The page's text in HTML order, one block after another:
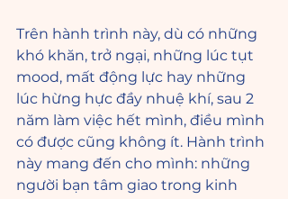
Trên hành trình này, dù có những
khó khăn, trở ngại, những lúc tụt
mood, mất động lực hay những
lúc hừng hực đầy nhuệ khí, sau 2
năm làm việc hết mình, điều mình
có được cũng không ít. Hành trình
này mang đến cho mình: những
người bạn tâm giao trong kinh